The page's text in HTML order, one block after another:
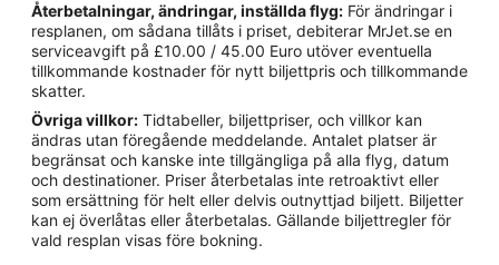
Hotell i La Línea de la Concepción
Hotell i Manilva
Hotell i San Roque
Hotell i Sotogrande
Hotell i Torreguadiaro
Hotell i Marbellas strandpromenad
Hotell i New Golden Mile
Hotell i Nueva Andalucia
Återbetalningar, ändringar, inställda flyg: För ändringar i
resplanen, om sådana tillåts i priset, debiterar MrJet.se en
serviceavgift på £10.00 / 45.00 Euro utöver eventuella
tillkommande kostnader för nytt biljettpris och tillkommande
skatter.
Övriga villkor: Tidtabeller, biljettpriser, och villkor kan
ändras utan föregående meddelande. Antalet platser är
begränsat och kanske inte tillgängliga på alla flyg, datum
och destinationer. Priser återbetalas inte retroaktivt eller
som ersättning för helt eller delvis outnyttjad biljett. Biljetter
kan ej överlåtas eller återbetalas. Gällande biljettregler för
vald resplan visas före bokning.